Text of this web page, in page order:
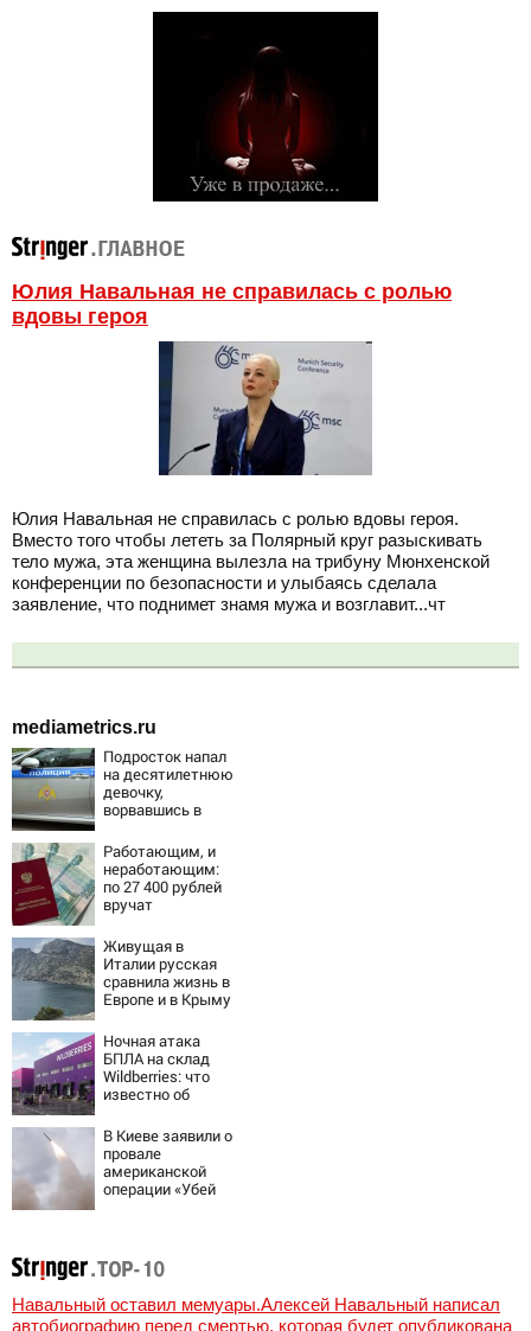
Юлия Навальная не справилась с ролью
вдовы героя
Юлия Навальная не справилась с ролью вдовы героя.
Вместо того чтобы лететь за Полярный круг разыскивать
тело мужа, эта женщина вылезла на трибуну Мюнхенской
конференции по безопасности и улыбаясь сделала
заявление, что поднимет знамя мужа и возглавит...чт
mediametrics.ru
Подросток напал
на десятилетнюю
девочку,
ворвавшись в
Работающим, и
неработающим:
по 27 400 рублей
вручат
сентябре -
PrimaMedia.ru
Живущая в
Италии русская
сравнила жизнь в
Европе и в Крыму
Ночная атака
БПЛА на склад
Wildberries: что
известно об
по логистическим
центрам
07/08/2026 –
Новости
В Киеве заявили о
провале
американской
операции «Убей
Навальный оставил мемуары.Алексей Навальный написал
автобиографию перед смертью, которая будет опубликована